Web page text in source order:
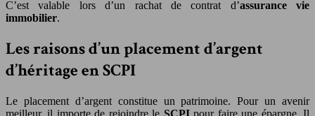
C’est valable lors d’un rachat de contrat d’assurance vie
immobilier.
Les raisons d’un placement d’argent
d’héritage en SCPI
Le placement d’argent constitue un patrimoine. Pour un avenir